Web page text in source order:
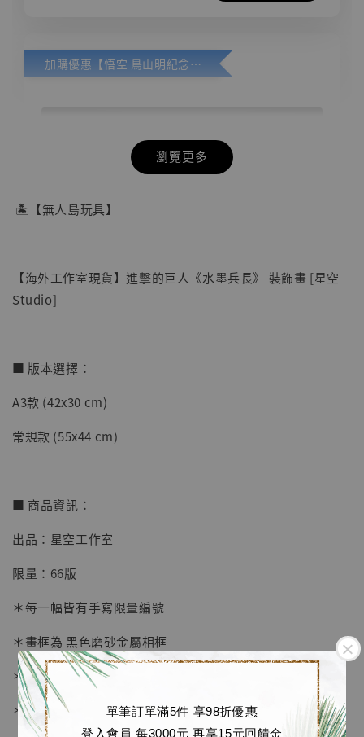
單筆訂單滿5件 享98折優惠
登入會員 每3000元 再享15元回饋金
加購優惠【悟空 鳥山明紀念款 [奇蹟工作室]】
【店內現貨】七龍珠 系列蒐藏雕像 悟空 鳥山
明紀念款 [奇蹟工作室]
瀏覽更多
🏝【無人島玩具】
【海外工作室現貨】進擊的巨人《水墨兵長》 裝飾畫 [星空
Studio]
■ 版本選擇：
A3款 (42x30 cm)
常規款 (55x44 cm)
■ 商品資訊：
出品：星空工作室
限量：66版
＊每一幅皆有手寫限量編號
＊畫框為 黑色磨砂金屬相框
＊愛普生原裝墨水微噴
＊表面配有防塵透明有機玻璃